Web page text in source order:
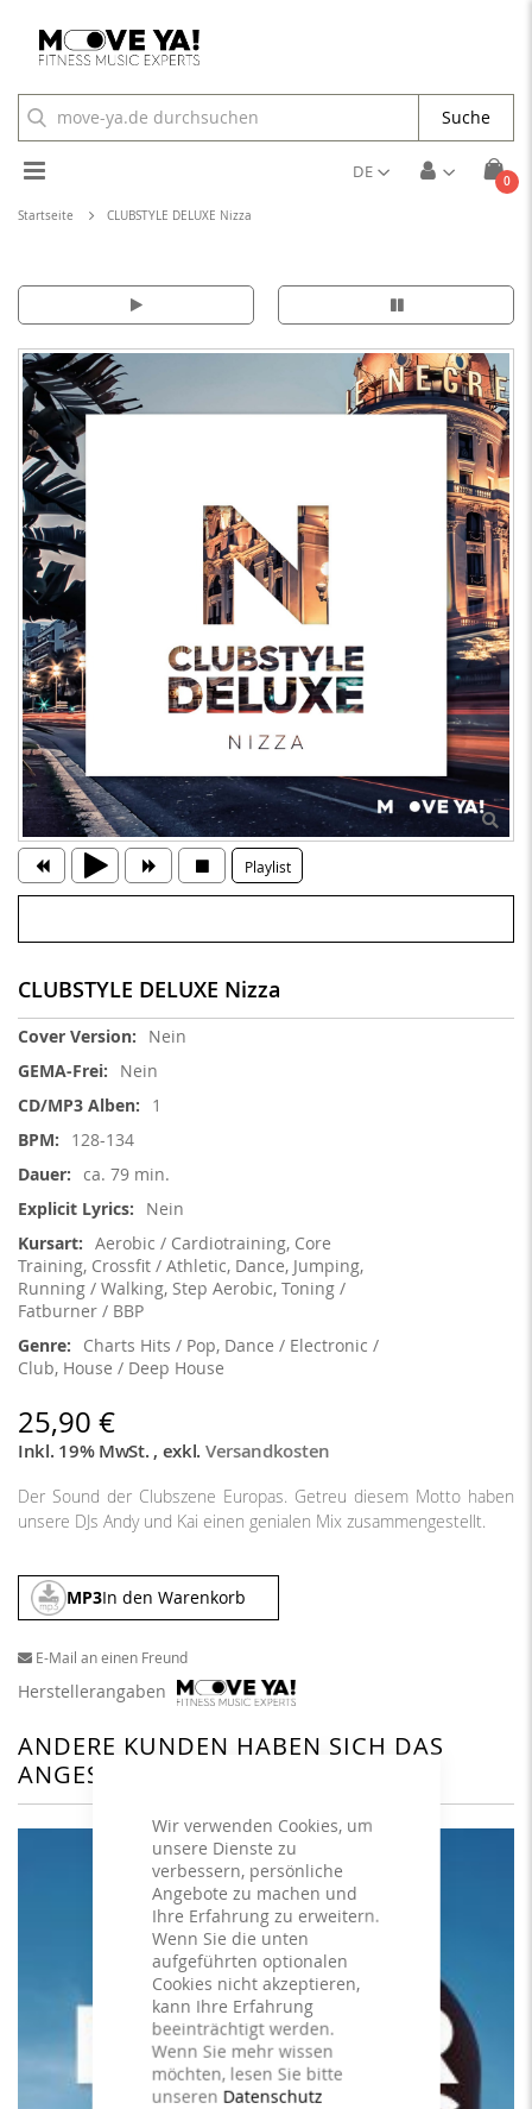
Wir verwenden Cookies, um
unsere Dienste zu
verbessern, persönliche
Angebote zu machen und
Ihre Erfahrung zu erweitern.
Wenn Sie die unten
aufgeführten optionalen
Cookies nicht akzeptieren,
kann Ihre Erfahrung
beeinträchtigt werden.
Wenn Sie mehr wissen
möchten, lesen Sie bitte
unseren Datenschutz
Cart
0
Toggle
Nav
DE
Suche
Startseite CLUBSTYLE DELUXE Nizza
Playlist
CLUBSTYLE DELUXE Nizza
Weitere
Nein
Nein
1
128-134
ca. 79 min.
Nein
Aerobic / Cardiotraining, Core
Training, Crossfit / Athletic, Dance, Jumping,
Running / Walking, Step Aerobic, Toning /
Fatburner / BBP
Charts Hits / Pop, Dance / Electronic /
Club, House / Deep House
25,90 €
Inkl. 19% MwSt. , exkl. Versandkosten
Der Sound der Clubszene Europas. Getreu diesem Motto haben
unsere DJs Andy und Kai einen genialen Mix zusammengestellt.
MP3In den Warenkorb
E-Mail an einen Freund
Herstellerangaben
ANDERE KUNDEN HABEN SICH DAS
ANGESEHEN